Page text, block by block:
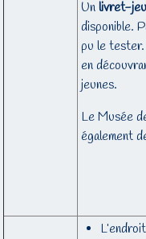
Unlivret-
disponible.
pu le
en
jeunes.
Le Musée
également